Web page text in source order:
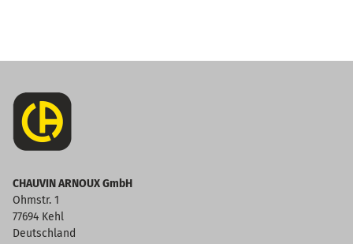
CHAUVIN ARNOUX GmbH
Ohmstr. 1
77694 Kehl
Deutschland